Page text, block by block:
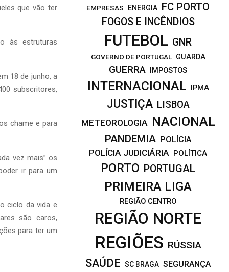
que vão ter
às estruturas
18 de junho, a
subscritores,
chame e para
vez mais” os
ir para um
ciclo da vida e
são caros,
para ter um
EMPRESAS
ENERGIA FC PORTO
FOGOS E INCÊNDIOS
FUTEBOL GNR
GOVERNO DE PORTUGAL GUARDA
GUERRA IMPOSTOS
INTERNACIONAL IPMA
JUSTIÇA LISBOA
METEOROLOGIA NACIONAL
PANDEMIA POLÍCIA
POLÍCIA JUDICIÁRIA POLÍTICA
PORTO PORTUGAL
PRIMEIRA LIGA
REGIÃO CENTRO
REGIÃO NORTE
REGIÕES RÚSSIA
SAÚDE SC BRAGA SEGURANÇA